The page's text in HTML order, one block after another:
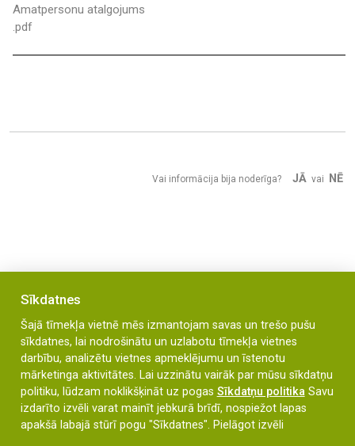
Amatpersonu atalgojums
.pdf
Vai informācija bija noderīga? JĀ vai NĒ
Bāriņu iela 35a, Liepāja, LV-3401
liepina@liepaja.edu.lv
Sīkdatnes
Šajā tīmekļa vietnē mēs izmantojam savas un trešo pušu
sīkdatnes, lai nodrošinātu un uzlabotu tīmekļa vietnes
darbību, analizētu vietnes apmeklējumu un īstenotu
mārketinga aktivitātes. Lai uzzinātu vairāk par mūsu sīkdatņu
politiku, lūdzam noklikšķināt uz pogas Sīkdatņu politikaSavu
izdarīto izvēli varat mainīt jebkurā brīdī, nospiežot lapas
apakšā labajā stūrī pogu "Sīkdatnes". Pielāgot izvēli